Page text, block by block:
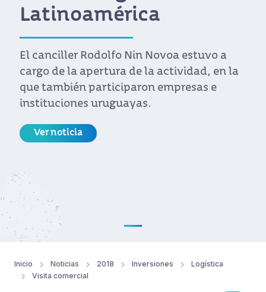
Latinoamérica
El canciller Rodolfo Nin Novoa estuvo a
cargo de la apertura de la actividad, en la
que también participaron empresas e
instituciones uruguayas.
Ver noticia
Inicio Noticias 2018 Inversiones
Logística
Visita comercial